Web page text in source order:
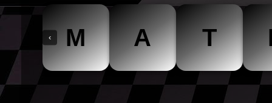
‹ M A T